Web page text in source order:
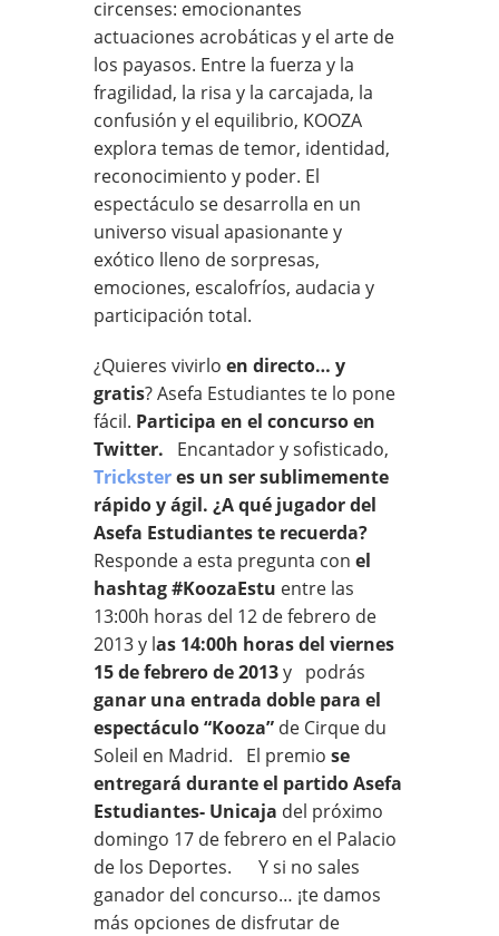
circenses: emocionantes
actuaciones acrobáticas y el arte de
los payasos. Entre la fuerza y la
fragilidad, la risa y la carcajada, la
confusión y el equilibrio, KOOZA
explora temas de temor, identidad,
reconocimiento y poder. El
espectáculo se desarrolla en un
universo visual apasionante y
exótico lleno de sorpresas,
emociones, escalofríos, audacia y
participación total.
¿Quieres vivirlo en directo… y
gratis? Asefa Estudiantes te lo pone
fácil. Participa en el concurso en
Twitter. Encantador y sofisticado,
Tricksteres un ser sublimemente
rápido y ágil. ¿A qué jugador del
Asefa Estudiantes te recuerda?
Responde a esta pregunta con el
hashtag #KoozaEstu entre las
13:00h horas del 12 de febrero de
2013 y las 14:00h horas del viernes
15 de febrero de 2013y podrás
ganar una entrada doble para el
espectáculo “Kooza” de Cirque du
Soleil en Madrid. El premio se
entregará durante el partido Asefa
Estudiantes- Unicaja del próximo
domingo 17 de febrero en el Palacio
de los Deportes. Y si no sales
ganador del concurso… ¡te damos
más opciones de disfrutar de